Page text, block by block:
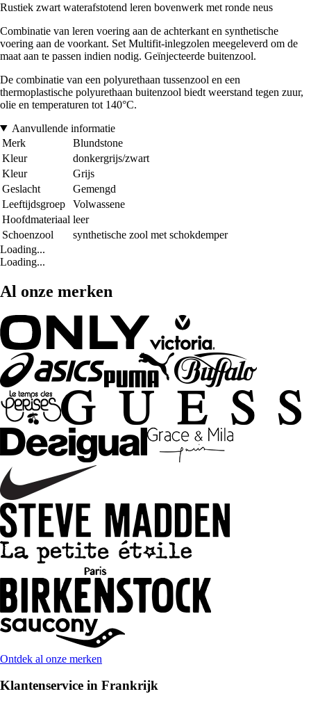
Rustiek zwart waterafstotend leren bovenwerk met ronde neus
Combinatie van leren voering aan de achterkant en synthetische
voering aan de voorkant. Set Multifit-inlegzolen meegeleverd om de
maat aan te passen indien nodig. Geïnjecteerde buitenzool.
De combinatie van een polyurethaan tussenzool en een
thermoplastische polyurethaan buitenzool biedt weerstand tegen zuur,
olie en temperaturen tot 140°C.
Aanvullende informatie
Merk
Blundstone
Kleur
donkergrijs/zwart
Kleur
Grijs
Geslacht
Gemengd
Leeftijdsgroep
Volwassene
Hoofdmateriaal leer
Schoenzool
synthetische zool met schokdemper
Loading...
Loading...
Al onze merken
Ontdek al onze merken
Klantenservice in Frankrijk